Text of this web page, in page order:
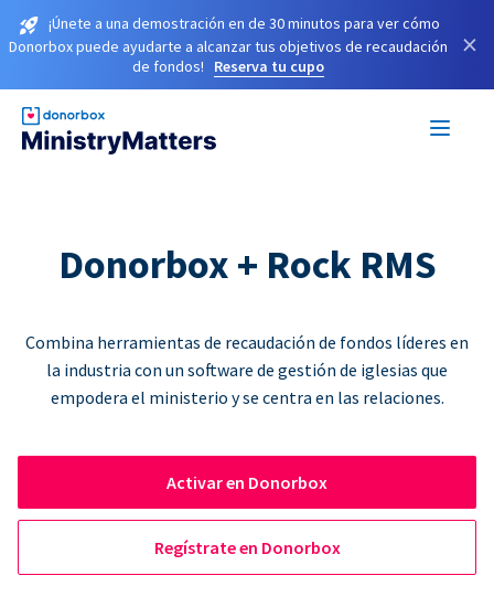
¡Únete a una demostración en de 30 minutos para ver cómo
Donorbox puede ayudarte a alcanzar tus objetivos de recaudación
de fondos!
Reserva tu cupo
×
Donorbox + Rock RMS
Combina herramientas de recaudación de fondos líderes en
la industria con un software de gestión de iglesias que
empodera el ministerio y se centra en las relaciones.
Activar en Donorbox
Regístrate en Donorbox